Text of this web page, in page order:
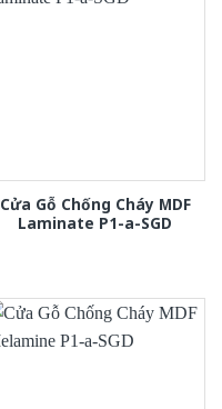
Cửa Gỗ Chống Cháy MDF
Laminate P1-a-SGD